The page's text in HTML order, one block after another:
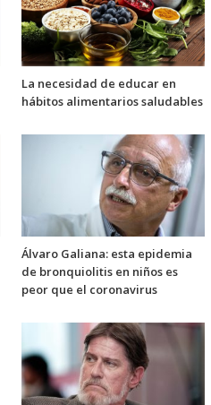
La necesidad de educar en
hábitos alimentarios saludables
Álvaro Galiana: esta epidemia
de bronquiolitis en niños es
peor que el coronavirus